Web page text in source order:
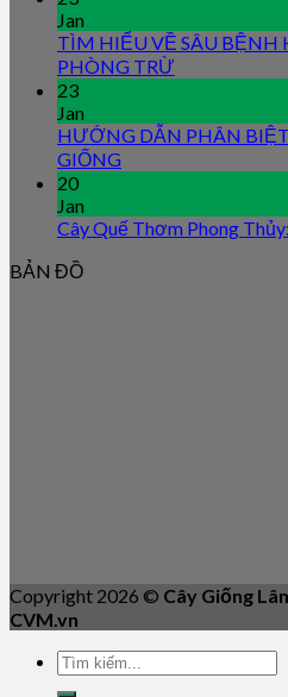
Jan
TÌM HIỂU VỀ SÂU BỆNH
PHÒNG TRỪ
23
Jan
HƯỚNG DẪN PHÂN
GIỐNG
20
Jan
Cây Quế Thơm Phong
BẢN ĐỒ
Copyright 2026 © Cây Giống
CVM.vn